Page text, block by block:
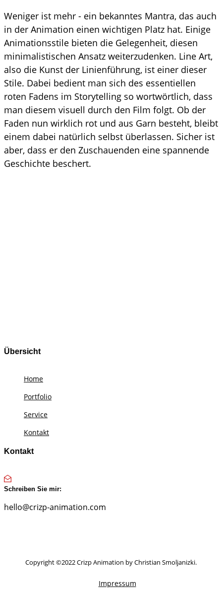
Weniger ist mehr - ein bekanntes Mantra, das auch
in der Animation einen wichtigen Platz hat. Einige
Animationsstile bieten die Gelegenheit, diesen
minimalistischen Ansatz weiterzudenken. Line Art,
also die Kunst der Linienführung, ist einer dieser
Stile. Dabei bedient man sich des essentiellen
roten Fadens im Storytelling so wortwörtlich, dass
man diesem visuell durch den Film folgt. Ob der
Faden nun wirklich rot und aus Garn besteht, bleibt
einem dabei natürlich selbst überlassen. Sicher ist
aber, dass er den Zuschauenden eine spannende
Geschichte beschert.
Übersicht
Home
Portfolio
Service
Kontakt
Kontakt
Schreiben Sie mir:
hello@crizp-animation.com
Copyright ©2022 Crizp Animation by Christian Smoljanizki.
Impressum